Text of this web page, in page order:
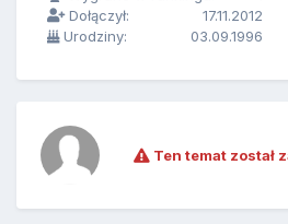
Dołączył:
17.11.2012
Urodziny:
03.09.1996
Ten temat został